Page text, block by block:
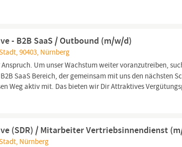
- B2B SaaS / Outbound (m/w/d)
90403, Nürnberg
Um unser Wachstum weiter voranzutreiben,
SaaS Bereich, der gemeinsam mit uns den nächsten
Weg aktiv mit. Das bieten wir Dir Attraktives
(SDR) / Mitarbeiter Vertriebsinnendienst
Nürnberg